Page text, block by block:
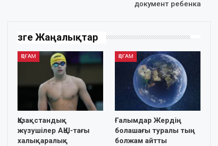
документ ребенка
Өзге Жаңалықтар
ҚОҒАМ
Қазақстандық
жүзушілер АҚШ-тағы
халықаралық
ҚОҒАМ
Ғалымдар Жердің
болашағы туралы тың
болжам айтты